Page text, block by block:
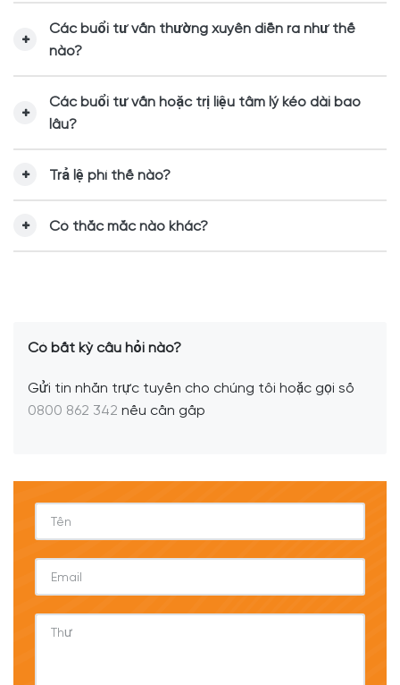
Các buổi tư vấn thường xuyên diễn ra như thế
nào?
Các buổi tư vấn hoặc trị liệu tâm lý kéo dài bao
lâu?
Trả lệ phí thế nào?
Có thắc mắc nào khác?
Có bất kỳ câu hỏi nào?
Gửi tin nhắn trực tuyến cho chúng tôi hoặc gọi số
0800 862 342 nếu cần gấp